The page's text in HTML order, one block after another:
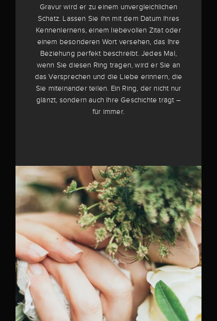
Gravur wird er zu einem unvergleichlichen
Schatz. Lassen Sie ihn mit dem Datum Ihres
Kennenlernens, einem liebevollen Zitat oder
einem besonderen Wort versehen, das Ihre
Beziehung perfekt beschreibt. Jedes Mal,
wenn Sie diesen Ring tragen, wird er Sie an
das Versprechen und die Liebe erinnern, die
Sie miteinander teilen. Ein Ring, der nicht nur
glänzt, sondern auch Ihre Geschichte trägt –
für immer.